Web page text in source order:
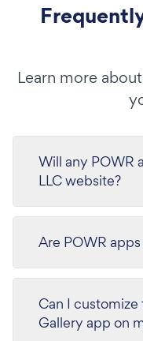
Learn more
Will any POWR
LLC website?
Are POWR
Can I
Gallery app on